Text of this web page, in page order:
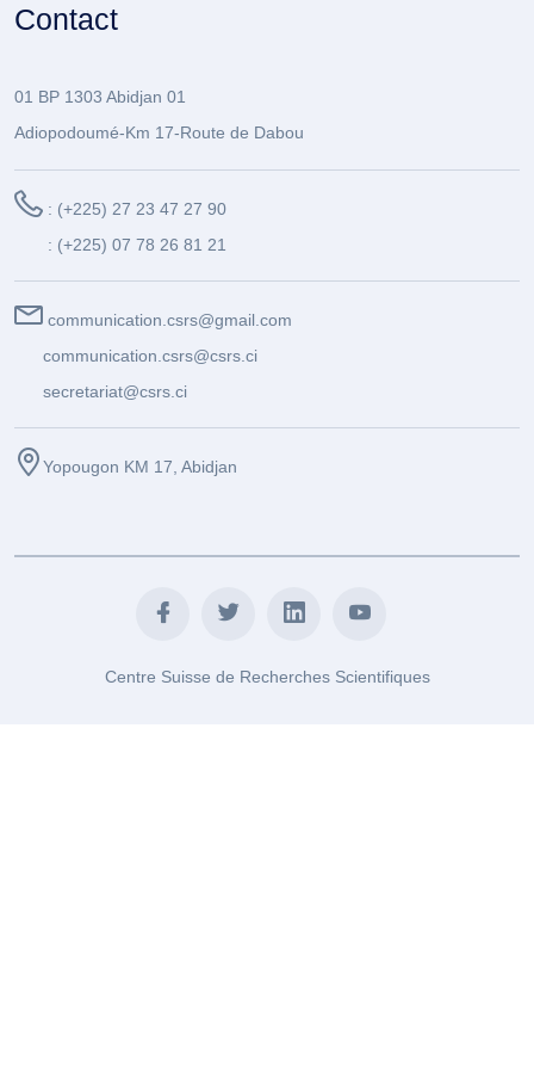
Contact
01 BP 1303 Abidjan 01
Adiopodoumé-Km 17-Route de Dabou
: (+225) 27 23 47 27 90
: (+225) 07 78 26 81 21
communication.csrs@gmail.com
communication.csrs@csrs.ci
secretariat@csrs.ci
Yopougon KM 17, Abidjan
Centre Suisse de Recherches Scientifiques